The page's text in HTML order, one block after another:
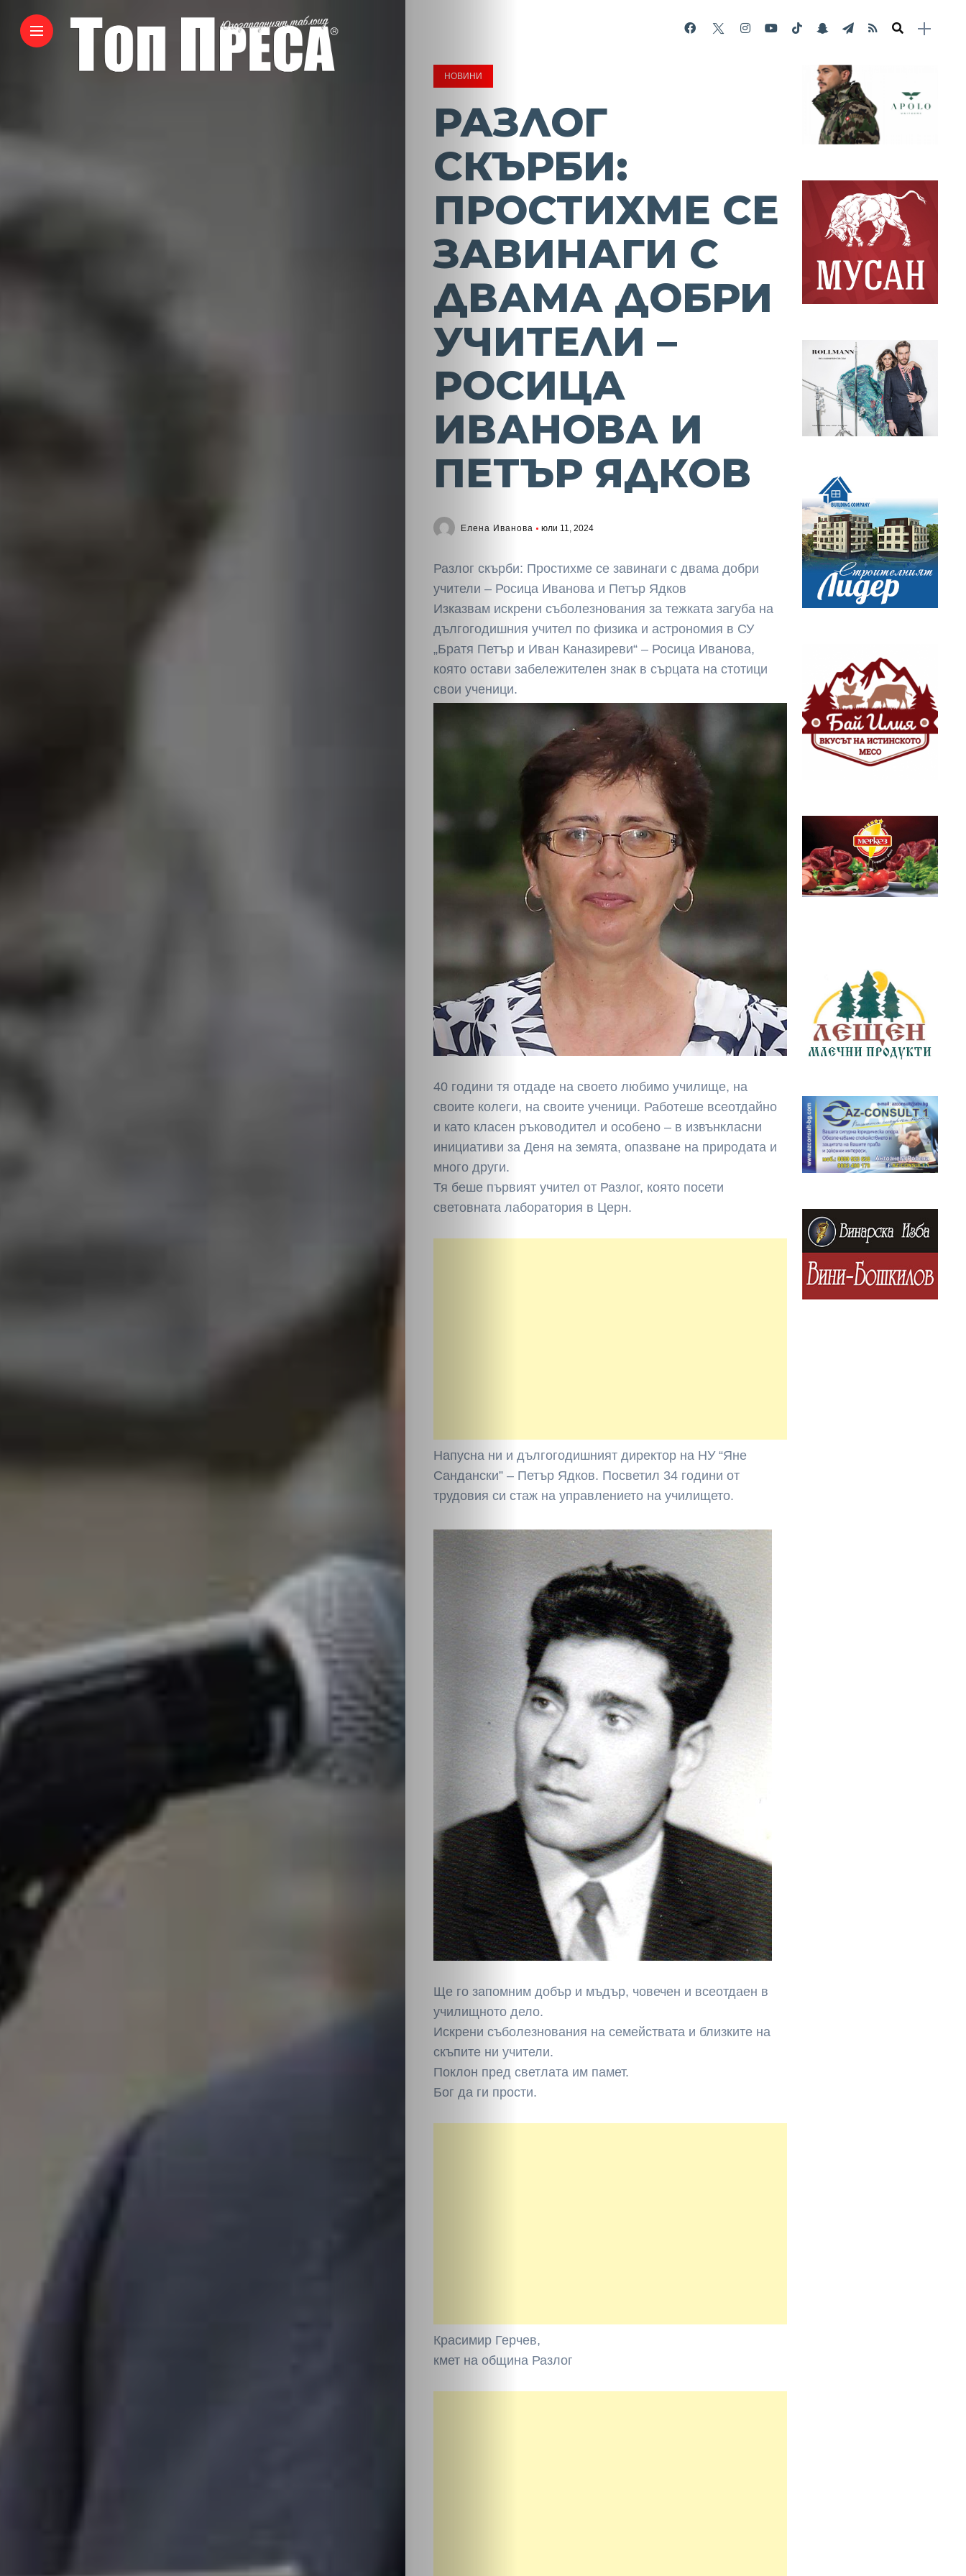
Политика
Разследване
Спорт
Скандали
Култура
Светско
Крими
Малки
обяви
Таблоид
Новини
Search
НОВИНИ
РАЗЛОГ
СКЪРБИ:
ПРОСТИХМЕ СЕ
ЗАВИНАГИ С
ДВАМА ДОБРИ
УЧИТЕЛИ –
РОСИЦА
ИВАНОВА И
ПЕТЪР ЯДКОВ
Елена Иванова юли 11, 2024
Разлог скърби: Простихме се завинаги с двама добри
учители – Росица Иванова и Петър Ядков
Изказвам искрени съболезнования за тежката загуба на
дългогодишния учител по физика и астрономия в СУ
„Братя Петър и Иван Каназиреви“ – Росица Иванова,
която остави забележителен знак в сърцата на стотици
свои ученици.
40 години тя отдаде на своето любимо училище, на
своите колеги, на своите ученици. Работеше всеотдайно
и като класен ръководител и особено – в извънкласни
инициативи за Деня на земята, опазване на природата и
много други.
Тя беше първият учител от Разлог, която посети
световната лаборатория в Церн.
Напусна ни и дългогодишният директор на НУ “Яне
Сандански” – Петър Ядков. Посветил 34 години от
трудовия си стаж на управлението на училището.
Ще го запомним добър и мъдър, човечен и всеотдаен в
училищното дело.
Искрени съболезнования на семействата и близките на
скъпите ни учители.
Поклон пред светлата им памет.
Бог да ги прости.
Красимир Герчев,
кмет на община Разлог